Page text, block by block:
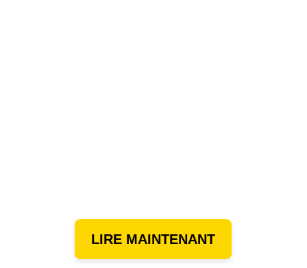
LIRE MAINTENANT